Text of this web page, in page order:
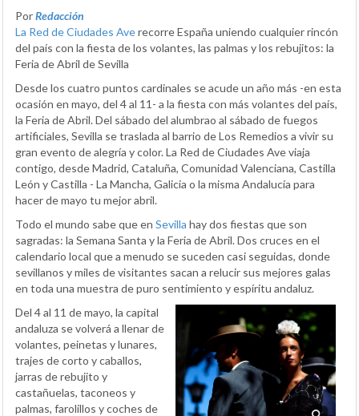
PorRedacción
La Red de Ciudades Averecorre España uniendo cualquier rincón
del país con la fiesta de los volantes, las palmas y los rebujitos: la
Feria de Abril de Sevilla
Desde los cuatro puntos cardinales se acude un año más -en esta
ocasión en mayo, del 4 al 11- a la fiesta con más volantes del país,
la Feria de Abril. Del sábado del alumbrao al sábado de fuegos
artificiales, Sevilla se traslada al barrio de Los Remedios a vivir su
gran evento de alegría y color. La Red de Ciudades Ave viaja
contigo, desde Madrid, Cataluña, Comunidad Valenciana, Castilla
León y Castilla - La Mancha, Galicia o la misma Andalucía para
hacer de mayo tu mejor abril.
Todo el mundo sabe que en Sevilla hay dos fiestas que son
sagradas: la Semana Santa y la Feria de Abril. Dos cruces en el
calendario local que a menudo se suceden casi seguidas, donde
sevillanos y miles de visitantes sacan a relucir sus mejores galas
en toda una muestra de puro sentimiento y espíritu andaluz.
Del 4 al 11 de mayo, la capital
andaluza se volverá a llenar de
volantes, peinetas y lunares,
trajes de corto y caballos,
jarras de rebujito y
castañuelas, taconeos y
palmas, farolillos y coches de